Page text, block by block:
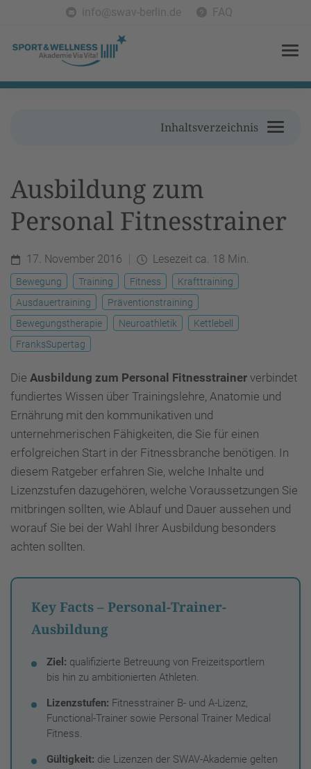
info@swav-berlin.de FAQ
Inhaltsverzeichnis
Ausbildung zum
Personal Fitnesstrainer
17. November 2016 Lesezeit ca. 18 Min.
Bewegung Training Fitness
Krafttraining
Ausdauertraining
Präventionstraining
Bewegungstherapie
Neuroathletik
Kettlebell
FranksSupertag
Die Ausbildung zum Personal Fitnesstrainer verbindet
fundiertes Wissen über Trainingslehre, Anatomie und
Ernährung mit den kommunikativen und
unternehmerischen Fähigkeiten, die Sie für einen
erfolgreichen Start in der Fitnessbranche benötigen. In
diesem Ratgeber erfahren Sie, welche Inhalte und
Lizenzstufen dazugehören, welche Voraussetzungen Sie
mitbringen sollten, wie Ablauf und Dauer aussehen und
worauf Sie bei der Wahl Ihrer Ausbildung besonders
achten sollten.
Key Facts – Personal-Trainer-
Ausbildung
Ziel: qualifizierte Betreuung von Freizeitsportlern
bis hin zu ambitionierten Athleten.
Lizenzstufen: Fitnesstrainer B- und A-Lizenz,
Functional-Trainer sowie Personal Trainer Medical
Fitness.
Gültigkeit: die Lizenzen der SWAV-Akademie gelten